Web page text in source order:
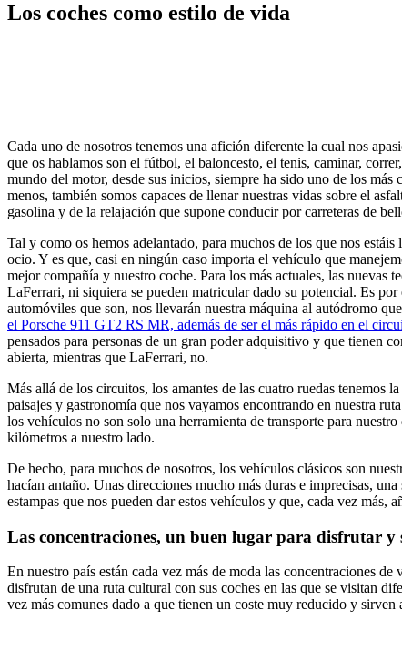
Los coches como estilo de vida
Cada uno de nosotros tenemos una afición diferente la cual nos
que os hablamos son el fútbol, el baloncesto, el tenis, caminar,
mundo del motor, desde sus inicios, siempre ha sido uno de los
menos, también somos capaces de llenar nuestras vidas sobre el
gasolina y de la relajación que supone conducir por carreteras de
Tal y como os hemos adelantado, para muchos de los que nos
ocio. Y es que, casi en ningún caso importa el vehículo que
mejor compañía y nuestro coche. Para los más actuales, las
LaFerrari, ni siquiera se pueden matricular dado su potencial. Es
automóviles que son, nos llevarán nuestra máquina al autódromo
el Porsche 911 GT2 RS MR, además de ser el más rápido en el
pensados para personas de un gran poder adquisitivo y que tienen
abierta, mientras que LaFerrari, no.
Más allá de los circuitos, los amantes de las cuatro ruedas tenemos
paisajes y gastronomía que nos vayamos encontrando en nuestra
los vehículos no son solo una herramienta de transporte para
kilómetros a nuestro lado.
De hecho, para muchos de nosotros, los vehículos clásicos son
hacían antaño. Unas direcciones mucho más duras e imprecisas,
estampas que nos pueden dar estos vehículos y que, cada vez más,
Las concentraciones, un buen lugar para disfrutar y
En nuestro país están cada vez más de moda las concentraciones
disfrutan de una ruta cultural con sus coches en las que se visitan
vez más comunes dado a que tienen un coste muy reducido y